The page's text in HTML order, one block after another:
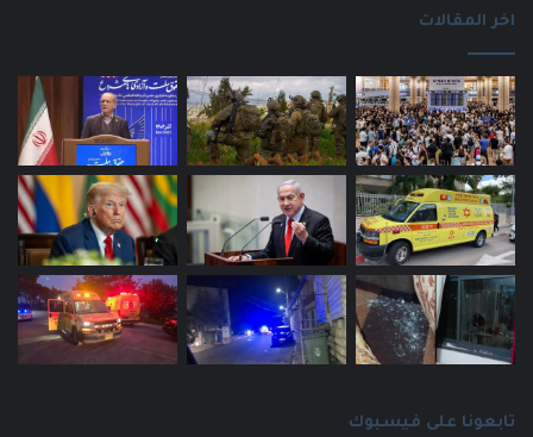
اخر المقالات
تابعونا على فيسبوك